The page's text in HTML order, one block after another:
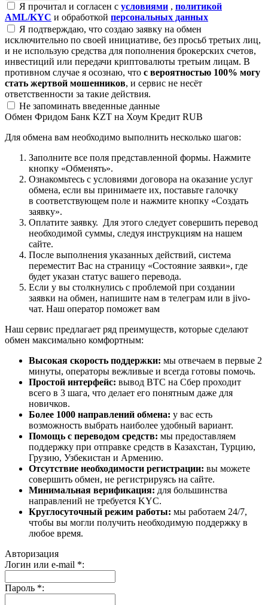
Я прочитал и согласен с условиями , политикой
AML/KYC и обработкой персональных данных
Я подтверждаю, что создаю заявку на обмен
исключительно по своей инициативе, без просьб третьих лиц,
и не использую средства для пополнения брокерских счетов,
инвестиций или передачи криптовалюты третьим лицам. В
противном случае я осознаю, что с вероятностью 100% могу
стать жертвой мошенников, и сервис не несёт
ответственности за такие действия.
Не запоминать введенные данные
Обмен Фридом Банк KZT на Хоум Кредит RUB
Для обмена вам необходимо выполнить несколько шагов:
Заполните все поля представленной формы. Нажмите
кнопку «Обменять».
Ознакомьтесь с условиями договора на оказание услуг
обмена, если вы принимаете их, поставьте галочку
в соответствующем поле и нажмите кнопку «Создать
заявку».
Оплатите заявку. Для этого следует совершить перевод
необходимой суммы, следуя инструкциям на нашем
сайте.
После выполнения указанных действий, система
переместит Вас на страницу «Состояние заявки», где
будет указан статус вашего перевода.
Если у вы столкнулись с проблемой при создании
заявки на обмен, напишите нам в телеграм или в jivo-
чат. Наш оператор поможет вам
Наш сервис предлагает ряд преимуществ, которые сделают
обмен максимально комфортным:
Высокая скорость поддержки: мы отвечаем в первые 2
минуты, операторы вежливые и всегда готовы помочь.
Простой интерфейс: вывод BTC на Сбер проходит
всего в 3 шага, что делает его понятным даже для
новичков.
Более 1000 направлений обмена: у вас есть
возможность выбрать наиболее удобный вариант.
Помощь с переводом средств: мы предоставляем
поддержку при отправке средств в Казахстан, Турцию,
Грузию, Узбекистан и Армению.
Отсутствие необходимости регистрации: вы можете
совершить обмен, не регистрируясь на сайте.
Минимальная верификация: для большинства
направлений не требуется KYC.
Круглосуточный режим работы: мы работаем 24/7,
чтобы вы могли получить необходимую поддержку в
любое время.
Авторизация
Логин или e-mail *:
Пароль *: